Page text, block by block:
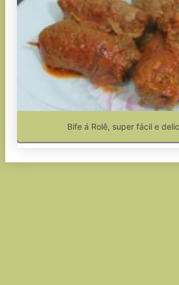
Bife á Rolê, super fácil e